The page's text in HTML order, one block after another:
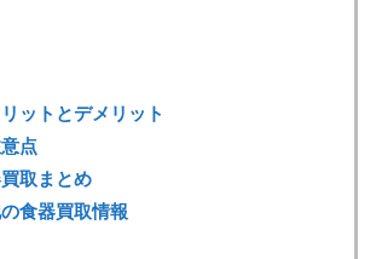
ットとデメリット
点
取まとめ
食器買取情報